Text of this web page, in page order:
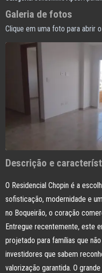
Galeria de fotos
Clique em uma foto para abrir
Descrição e
O Residencial Chopin é a
sofisticação, modernidade e
no Boqueirão, o coração
Entregue recentemente, este
projetado para famílias que
investidores que sabem
valorização garantida. O